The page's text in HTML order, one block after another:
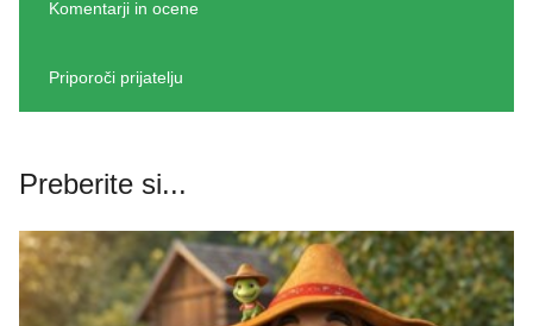
Komentarji in ocene
Priporoči prijatelju
Preberite si...